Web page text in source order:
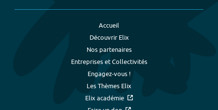
Accueil
Découvrir Elix
Nos partenaires
Entreprises et Collectivités
Engagez-vous !
Les Thèmes Elix
Elix académie